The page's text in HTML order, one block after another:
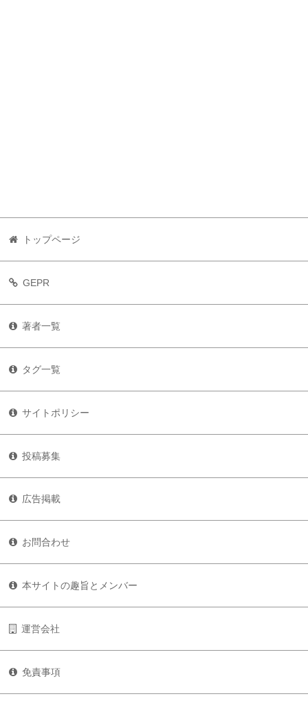
トップページ
GEPR
著者一覧
タグ一覧
サイトポリシー
投稿募集
広告掲載
お問合わせ
本サイトの趣旨とメンバー
運営会社
免責事項